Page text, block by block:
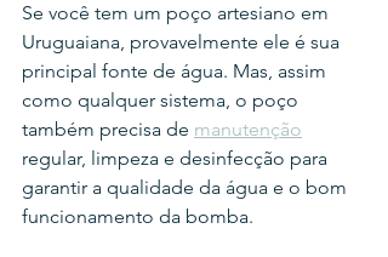
Se você tem um poço artesiano em
Uruguaiana, provavelmente ele é sua
principal fonte de água. Mas, assim
como qualquer sistema, o poço
também precisa de manutenção
regular, limpeza e desinfecção para
garantir a qualidade da água e o bom
funcionamento da bomba.